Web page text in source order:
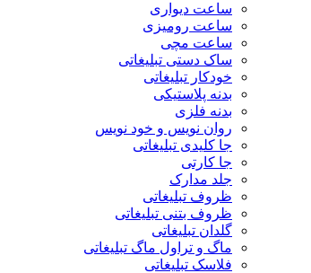
ساعت دیواری
ساعت رومیزی
ساعت مچی
ساک دستی تبلیغاتی
خودکار تبلیغاتی
بدنه پلاستیکی
بدنه فلزی
روان نویس و خود نویس
جا کلیدی تبلیغاتی
جا کارتی
جلد مدارک
ظروف تبلیغاتی
ظروف بتنی تبلیغاتی
گلدان تبلیغاتی
ماگ و تراول ماگ تبلیغاتی
فلاسک تبلیغاتی